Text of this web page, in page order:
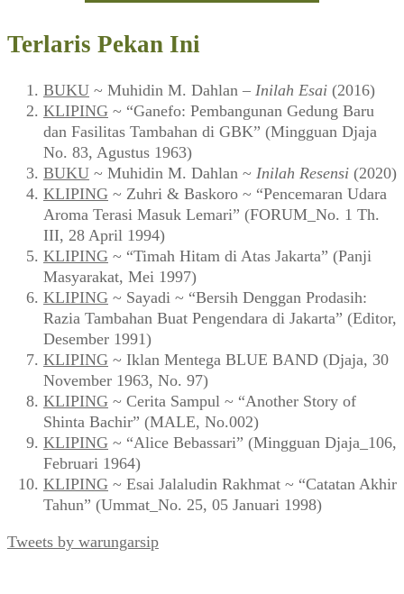
Terlaris Pekan Ini
BUKU ~ Muhidin M. Dahlan – Inilah Esai (2016)
KLIPING ~ “Ganefo: Pembangunan Gedung Baru
dan Fasilitas Tambahan di GBK” (Mingguan Djaja
No. 83, Agustus 1963)
BUKU ~ Muhidin M. Dahlan ~ Inilah Resensi (2020)
KLIPING ~ Zuhri & Baskoro ~ “Pencemaran Udara
Aroma Terasi Masuk Lemari” (FORUM_No. 1 Th.
III, 28 April 1994)
KLIPING ~ “Timah Hitam di Atas Jakarta” (Panji
Masyarakat, Mei 1997)
KLIPING ~ Sayadi ~ “Bersih Denggan Prodasih:
Razia Tambahan Buat Pengendara di Jakarta” (Editor,
Desember 1991)
KLIPING ~ Iklan Mentega BLUE BAND (Djaja, 30
November 1963, No. 97)
KLIPING ~ Cerita Sampul ~ “Another Story of
Shinta Bachir” (MALE, No.002)
KLIPING ~ “Alice Bebassari” (Mingguan Djaja_106,
Februari 1964)
KLIPING ~ Esai Jalaludin Rakhmat ~ “Catatan Akhir
Tahun” (Ummat_No. 25, 05 Januari 1998)
Tweets by warungarsip